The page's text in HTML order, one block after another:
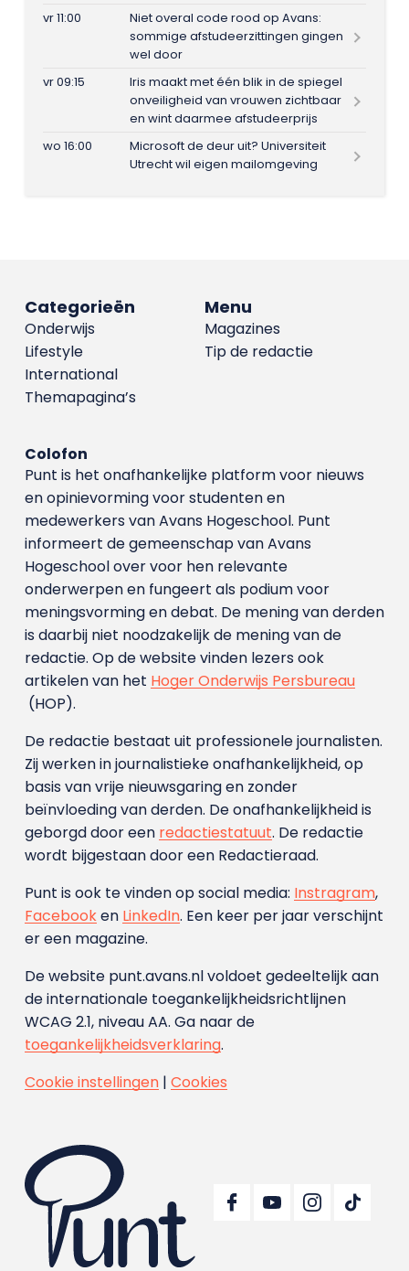
vr 11:00
Niet overal code rood op Avans:
sommige afstudeerzittingen gingen
wel door
vr 09:15
Iris maakt met één blik in de spiegel
onveiligheid van vrouwen zichtbaar
en wint daarmee afstudeerprijs
wo 16:00
Microsoft de deur uit? Universiteit
Utrecht wil eigen mailomgeving
Menu
Magazines
Tip de redactie
Categorieën
Onderwijs
Lifestyle
International
Themapagina’s
Colofon
Punt is het onafhankelijke platform voor nieuws
en opinievorming voor studenten en
medewerkers van Avans Hoge­school. Punt
informeert de gemeenschap van Avans
Hogeschool over voor hen relevante
onderwerpen en fungeert als podium voor
meningsvorming en debat. De mening van derden
is daarbij niet noodzakelijk de mening van de
redactie. Op de website vinden lezers ook
artikelen van het Hoger Onderwijs Persbureau
(HOP).
De redactie bestaat uit professionele journalisten.
Zij werken in journalistieke onafhankelijkheid, op
basis van vrije nieuwsgaring en zonder
beïnvloeding van derden. De onafhankelijkheid is
geborgd door een redactiestatuut. De redactie
wordt bijgestaan door een Redactieraad.
Punt is ook te vinden op social media: Instragram,
Facebooken LinkedIn. Een keer per jaar verschijnt
er een magazine.
De website punt.avans.nl voldoet gedeeltelijk aan
de internationale toegankelijkheidsrichtlijnen
WCAG 2.1, niveau AA. Ga naar de
toegankelijkheidsverklaring.
Cookie instellingen| Cookies